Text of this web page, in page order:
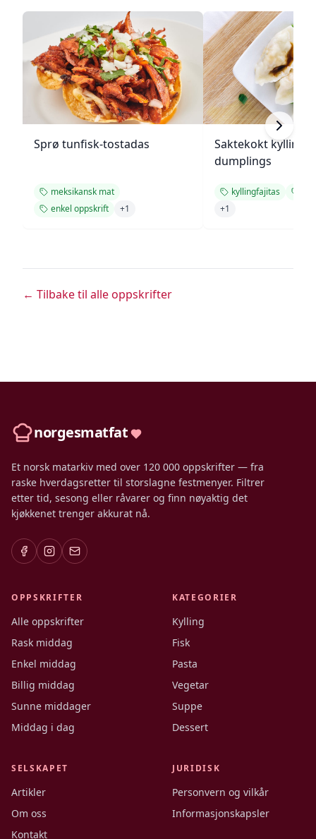
Sprø tunfisk-tostadas
meksikansk mat
enkel oppskrift
+1
Saktekokt kylling
dumplings
kyllingfajitas
+1
← Tilbake til alle oppskrifter
norgesmatfat
Et norsk matarkiv med over 120 000 oppskrifter — fra
raske hverdagsretter til storslagne festmenyer. Filtrer
etter tid, sesong eller råvarer og finn nøyaktig det
kjøkkenet trenger akkurat nå.
OPPSKRIFTER
Alle oppskrifter
Rask middag
Enkel middag
Billig middag
Sunne middager
Middag i dag
KATEGORIER
Kylling
Fisk
Pasta
Vegetar
Suppe
Dessert
SELSKAPET
Artikler
Om oss
Kontakt
JURIDISK
Personvern og vilkår
Informasjonskapsler